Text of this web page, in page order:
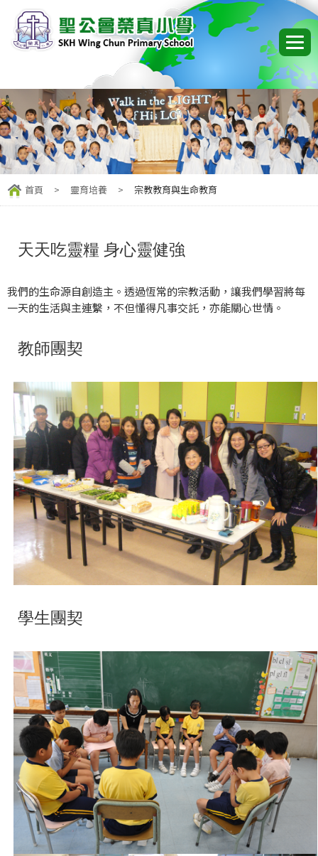
首頁 > 靈育培養 > 宗教教育與生命教育
天天吃靈糧 身心靈健強
我們的生命源自創造主。透過恆常的宗教活動，讓我們學習將每
一天的生活與主連繫，不但懂得凡事交託，亦能關心世情。
教師團契
學生團契